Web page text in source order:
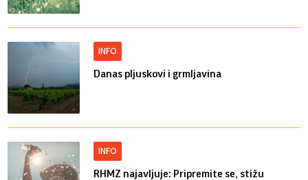
INFO
Danas pljuskovi i grmljavina
INFO
RHMZ najavljuje: Pripremite se, stižu